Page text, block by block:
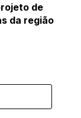
de
da região